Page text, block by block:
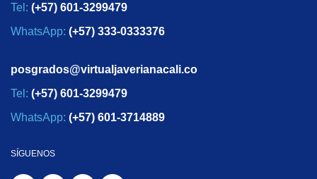
Tel: (+57) 601-3299479
WhatsApp: (+57) 333-0333376
posgrados@virtualjaverianacali.co
Tel: (+57) 601-3299479
WhatsApp: (+57) 601-3714889
SÍGUENOS